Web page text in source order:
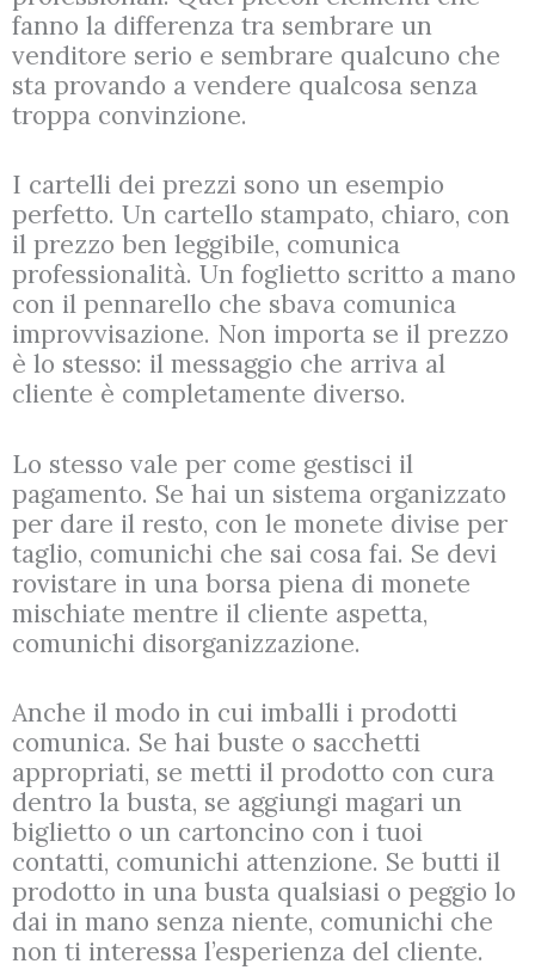
fanno la differenza tra sembrare un
venditore serio e sembrare qualcuno che
sta provando a vendere qualcosa senza
troppa convinzione.
I cartelli dei prezzi sono un esempio
perfetto. Un cartello stampato, chiaro, con
il prezzo ben leggibile, comunica
professionalità. Un foglietto scritto a mano
con il pennarello che sbava comunica
improvvisazione. Non importa se il prezzo
è lo stesso: il messaggio che arriva al
cliente è completamente diverso.
Lo stesso vale per come gestisci il
pagamento. Se hai un sistema organizzato
per dare il resto, con le monete divise per
taglio, comunichi che sai cosa fai. Se devi
rovistare in una borsa piena di monete
mischiate mentre il cliente aspetta,
comunichi disorganizzazione.
Anche il modo in cui imballi i prodotti
comunica. Se hai buste o sacchetti
appropriati, se metti il prodotto con cura
dentro la busta, se aggiungi magari un
biglietto o un cartoncino con i tuoi
contatti, comunichi attenzione. Se butti il
prodotto in una busta qualsiasi o peggio lo
dai in mano senza niente, comunichi che
non ti interessa l’esperienza del cliente.